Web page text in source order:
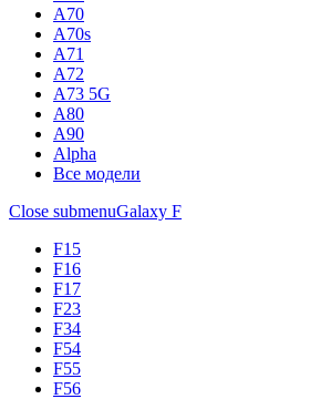
A70
A70s
A71
A72
A73 5G
A80
A90
Alpha
Все модели
Close submenuGalaxy F
F15
F16
F17
F23
F34
F54
F55
F56